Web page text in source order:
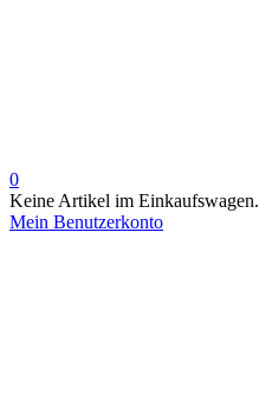
0
Keine Artikel im Einkaufswagen.
Mein Benutzerkonto